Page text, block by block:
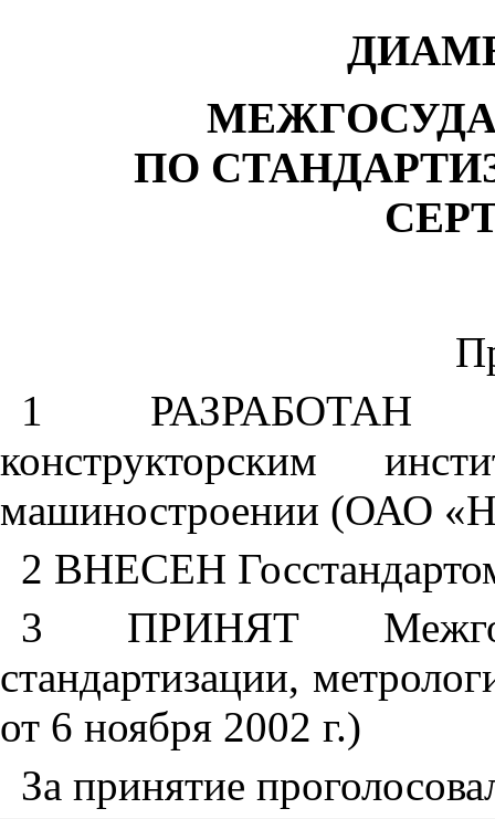
ПО
1 РАЗРАБОТАН
конструкторским
машиностроении (ОАО
2 ВНЕСЕН
3 ПРИНЯТ
стандартизации,
от 6 ноября 2002 г.)
За принятие